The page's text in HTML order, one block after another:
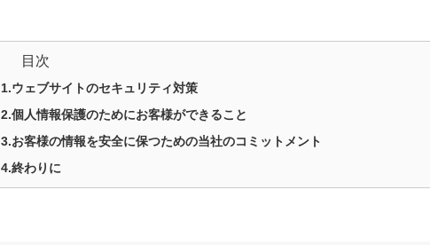
目次
1.ウェブサイトのセキュリティ対策
2.個人情報保護のためにお客様ができること
3.お客様の情報を安全に保つための当社のコミットメント
4.終わりに